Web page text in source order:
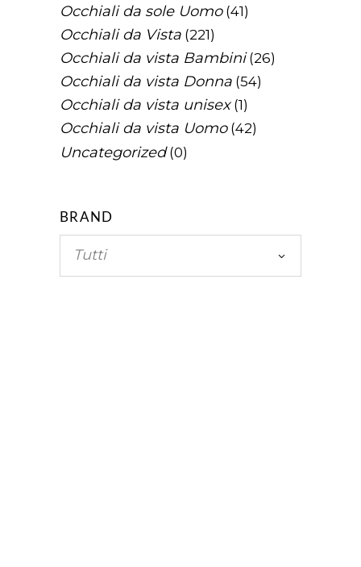
Occhiali da sole Uomo (41)
Occhiali da Vista (221)
Occhiali da vista Bambini (26)
Occhiali da vista Donna (54)
Occhiali da vista unisex (1)
Occhiali da vista Uomo (42)
Uncategorized (0)
BRAND
Tutti